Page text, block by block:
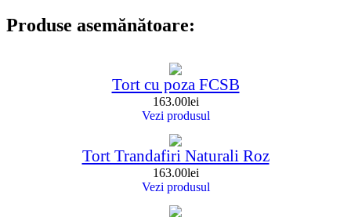
Produse asemănătoare:
Tort cu poza FCSB
163.00lei
Vezi produsul
Tort Trandafiri Naturali Roz
163.00lei
Vezi produsul